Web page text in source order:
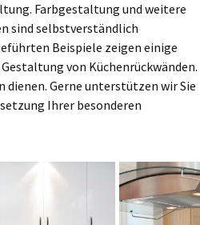
Farbgestaltung und weitere
sind selbstverständlich
Beispiele zeigen einige
von Küchenrückwänden.
dienen. Gerne unterstützen wir Sie
Ihrer besonderen